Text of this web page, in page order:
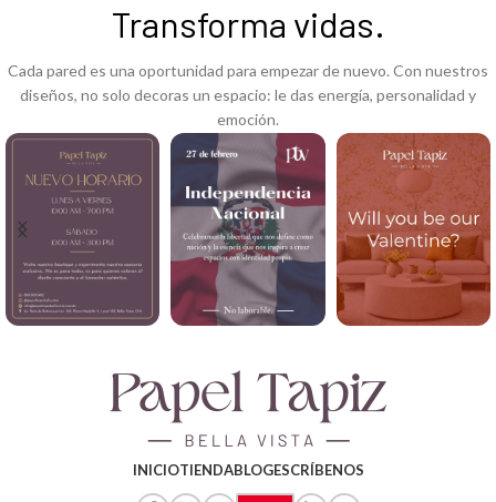
Transforma vidas.
Cada pared es una oportunidad para empezar de nuevo. Con nuestros
diseños, no solo decoras un espacio: le das energía, personalidad y
emoción.
INICIOTIENDABLOGESCRÍBENOS